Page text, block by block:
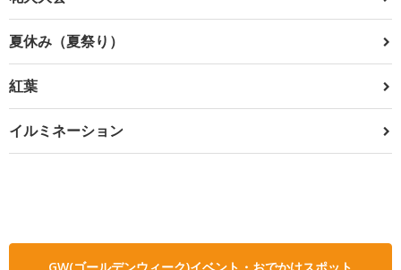
夏休み（夏祭り）
紅葉
イルミネーション